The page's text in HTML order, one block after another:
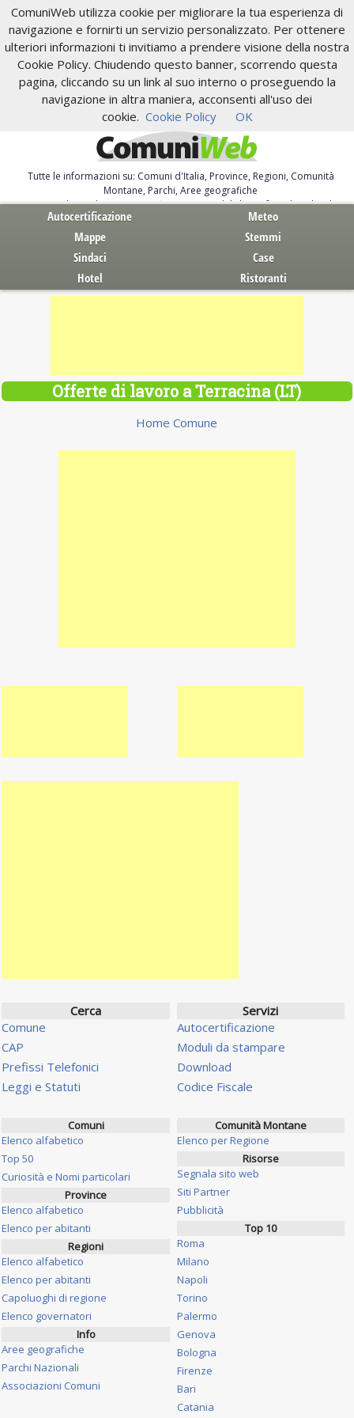
ComuniWeb utilizza cookie per migliorare la tua esperienza di
navigazione e fornirti un servizio personalizzato. Per ottenere
ulteriori informazioni ti invitiamo a prendere visione della nostra
Cookie Policy. Chiudendo questo banner, scorrendo questa
pagina, cliccando su un link al suo interno o proseguendo la
navigazione in altra maniera, acconsenti all'uso dei
cookie. Cookie Policy OK
Tutte le informazioni su: Comuni d'Italia, Province, Regioni, Comunità
Montane, Parchi, Aree geografiche
Servizi al Cittadino. Autocertificazione, moduli, leggi, free download
Autocertificazione
Meteo
Mappe
Stemmi
Sindaci
Case
Hotel
Ristoranti
Offerte di lavoro a Terracina (LT)
Home Comune
Cerca
Comune
CAP
Prefissi Telefonici
Leggi e Statuti
Servizi
Autocertificazione
Moduli da stampare
Download
Codice Fiscale
Comuni
Elenco alfabetico
Top 50
Curiosità e Nomi particolari
Province
Elenco alfabetico
Elenco per abitanti
Regioni
Elenco alfabetico
Elenco per abitanti
Capoluoghi di regione
Elenco governatori
Info
Aree geografiche
Parchi Nazionali
Associazioni Comuni
Comunità Montane
Elenco per Regione
Risorse
Segnala sito web
Siti Partner
Pubblicità
Top 10
Roma
Milano
Napoli
Torino
Palermo
Genova
Bologna
Firenze
Bari
Catania